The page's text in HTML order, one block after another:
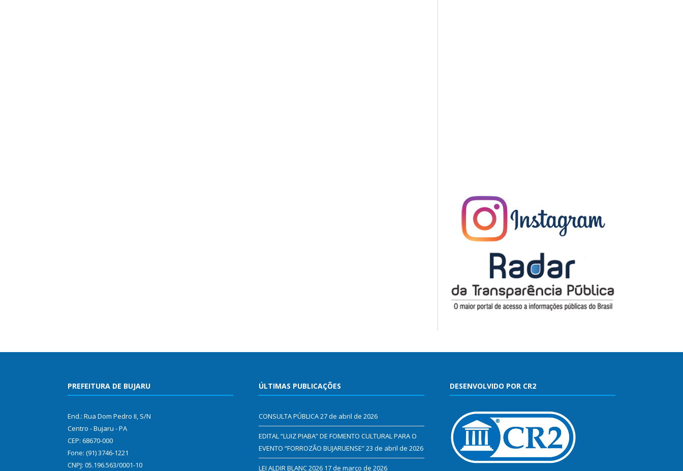
PREFEITURA DE BUJARU
End.: Rua Dom Pedro II, S/N
Centro - Bujaru - PA
CEP: 68670-000
Fone: (91) 3746-1221
CNPJ: 05.196.563/0001-10
ÚLTIMAS PUBLICAÇÕES
CONSULTA PÚBLICA27 de abril de 2026
EDITAL “LUIZ PIABA” DE FOMENTO CULTURAL PARA O
EVENTO “FORROZÃO BUJARUENSE”23 de abril de 2026
LEI ALDIR BLANC 2026 17 de março de 2026
DESENVOLVIDO POR CR2